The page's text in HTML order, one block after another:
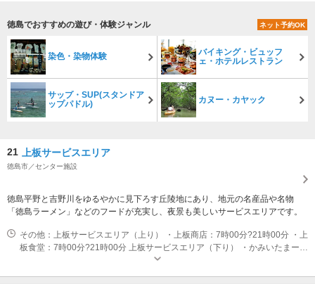
徳島でおすすめの遊び・体験ジャンル ネット予約OK
染色・染物体験
バイキング・ビュッフ
ェ・ホテルレストラン
サップ・SUP(スタンドア
ップパドル)
カヌー・カヤック
21 上板サービスエリア
徳島市／センター施設
徳島平野と吉野川をゆるやかに見下ろす丘陵地にあり、地元の名産品や名物
「徳島ラーメン」などのフードが充実し、夜景も美しいサービスエリアです。
その他：上板サービスエリア（上り） ・上板商店：7時00分?21時00分 ・上
板食堂：7時00分?21時00分 上板サービスエリア（下り） ・かみいたまーけ
っと：7時00分?21時00分 ・かみいたきっちん：7時00分?21時00分 ・かみ